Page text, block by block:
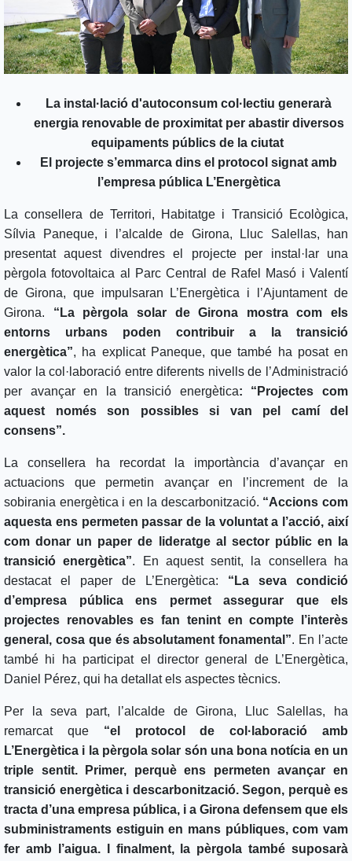
La instal·lació d'autoconsum col·lectiu generarà
energia renovable de proximitat per abastir diversos
equipaments públics de la ciutat
El projecte s’emmarca dins el protocol signat amb
l’empresa pública L’Energètica
La consellera de Territori, Habitatge i Transició Ecològica,
Sílvia Paneque, i l’alcalde de Girona, Lluc Salellas, han
presentat aquest divendres el projecte per instal·lar una
pèrgola fotovoltaica al Parc Central de Rafel Masó i Valentí
de Girona, que impulsaran L’Energètica i l’Ajuntament de
Girona. “La pèrgola solar de Girona mostra com els
entorns urbans poden contribuir a la transició
energètica”, ha explicat Paneque, que també ha posat en
valor la col·laboració entre diferents nivells de l’Administració
per avançar en la transició energètica: “Projectes com
aquest només son possibles si van pel camí del
consens”.
La consellera ha recordat la importància d’avançar en
actuacions que permetin avançar en l’increment de la
sobirania energètica i en la descarbonització. “Accions com
aquesta ens permeten passar de la voluntat a l’acció, així
com donar un paper de lideratge al sector públic en la
transició energètica”. En aquest sentit, la consellera ha
destacat el paper de L’Energètica: “La seva condició
d’empresa pública ens permet assegurar que els
projectes renovables es fan tenint en compte l’interès
general, cosa que és absolutament fonamental”. En l’acte
també hi ha participat el director general de L’Energètica,
Daniel Pérez, qui ha detallat els aspectes tècnics.
Per la seva part, l’alcalde de Girona, Lluc Salellas, ha
remarcat que “el protocol de col·laboració amb
L’Energètica i la pèrgola solar són una bona notícia en un
triple sentit. Primer, perquè ens permeten avançar en
transició energètica i descarbonització. Segon, perquè es
tracta d’una empresa pública, i a Girona defensem que els
subministraments estiguin en mans públiques, com vam
fer amb l’aigua. I finalment, la pèrgola també suposarà